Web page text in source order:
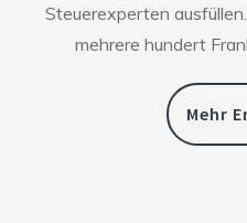
Steuerexperten
mehrere hundert
Mehr